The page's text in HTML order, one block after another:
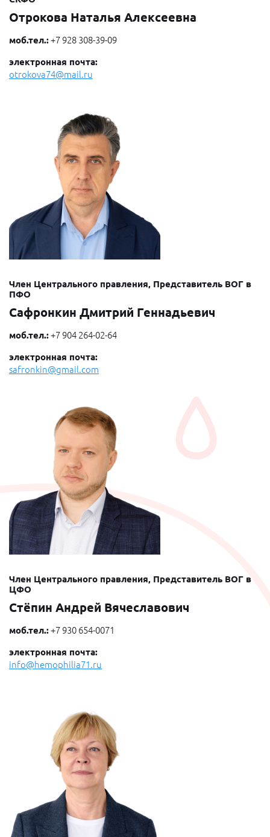
Отрокова Наталья Алексеевна
моб.тел.:+7 928 308-39-09
электронная почта:
otrokova74@mail.ru
Член Центрального правления, Представитель ВОГ в
ПФО
Сафронкин Дмитрий Геннадьевич
моб.тел.:+7 904 264-02-64
электронная почта:
safronkin@gmail.com
Член Центрального правления, Представитель ВОГ в
ЦФО
Стёпин Андрей Вячеславович
моб.тел.:+7 930 654-0071
электронная почта:
info@hemophilia71.ru